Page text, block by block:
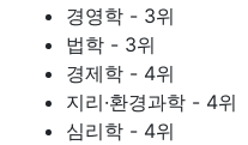
경영학 - 3위
법학 - 3위
경제학 - 4위
지리·환경과학 - 4위
심리학 - 4위